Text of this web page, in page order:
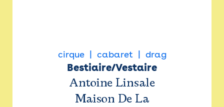
cirque cabaret drag
Bestiaire/Vestaire
Antoine Linsale
Maison De La